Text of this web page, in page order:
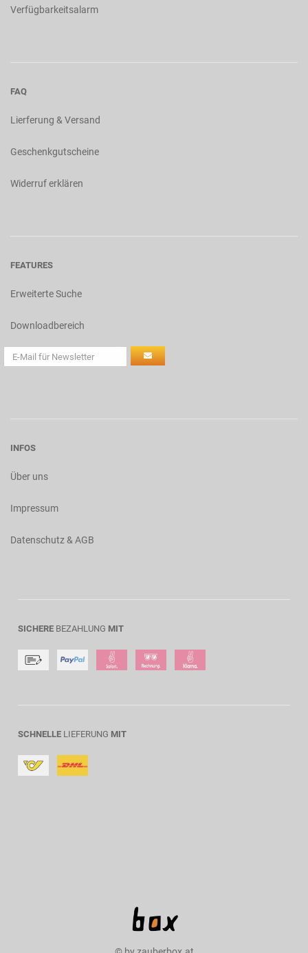
Verfügbarkeitsalarm
FAQ
Lierferung & Versand
Geschenkgutscheine
Widerruf erklären
FEATURES
Erweiterte Suche
Downloadbereich
INFOS
Über uns
Impressum
Datenschutz & AGB
SICHERE BEZAHLUNG MIT
SCHNELLE LIEFERUNG MIT